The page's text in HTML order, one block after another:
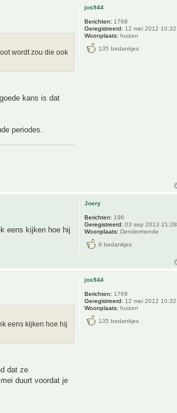
wordt zou die ook
kans is dat
periodes.
jos944
Berichten: 1769
Geregistreerd: 12 mei 2012 10:32
Woonplaats: huizen
135 bedankjes
eens kijken hoe hij
Joery
Berichten: 196
Geregistreerd: 03 sep 2013 21:28
Woonplaats: Dendermonde
9 bedankjes
eens kijken hoe hij
dat ze
duurt voordat je
jos944
Berichten: 1769
Geregistreerd: 12 mei 2012 10:32
Woonplaats: huizen
135 bedankjes